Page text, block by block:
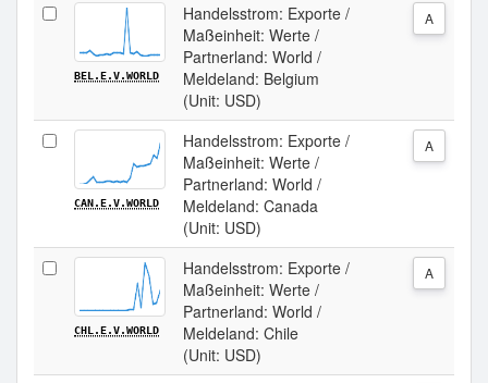
BEL.E.V.WORLD
Handelsstrom: Exporte /
Maßeinheit: Werte /
Partnerland: World /
Meldeland: Belgium
(Unit: USD)
A
CAN.E.V.WORLD
Handelsstrom: Exporte /
Maßeinheit: Werte /
Partnerland: World /
Meldeland: Canada
(Unit: USD)
A
CHL.E.V.WORLD
Handelsstrom: Exporte /
Maßeinheit: Werte /
Partnerland: World /
Meldeland: Chile
(Unit: USD)
A